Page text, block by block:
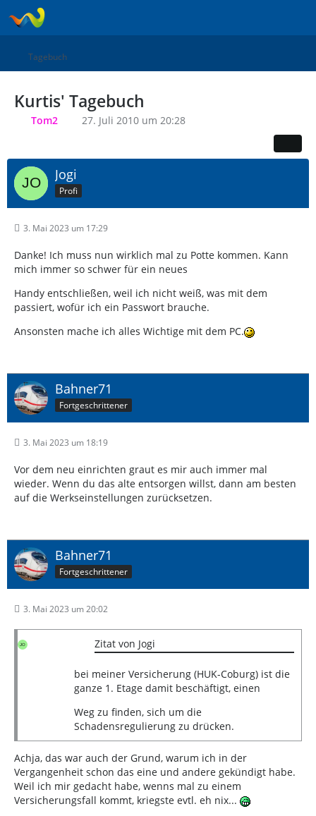
Tagebuch
Kurtis' Tagebuch
Tom2 27. Juli 2010 um 20:28
Jogi
Profi
3. Mai 2023 um 17:29
Danke! Ich muss nun wirklich mal zu Potte kommen. Kann
mich immer so schwer für ein neues
Handy entschließen, weil ich nicht weiß, was mit dem
passiert, wofür ich ein Passwort brauche.
Ansonsten mache ich alles Wichtige mit dem PC.
Bahner71
Fortgeschrittener
3. Mai 2023 um 18:19
Vor dem neu einrichten graut es mir auch immer mal
wieder. Wenn du das alte entsorgen willst, dann am besten
auf die Werkseinstellungen zurücksetzen.
Bahner71
Fortgeschrittener
3. Mai 2023 um 20:02
Zitat von Jogi
bei meiner Versicherung (HUK-Coburg) ist die
ganze 1. Etage damit beschäftigt, einen
Weg zu finden, sich um die
Schadensregulierung zu drücken.
Achja, das war auch der Grund, warum ich in der
Vergangenheit schon das eine und andere gekündigt habe.
Weil ich mir gedacht habe, wenns mal zu einem
Versicherungsfall kommt, kriegste evtl. eh nix...